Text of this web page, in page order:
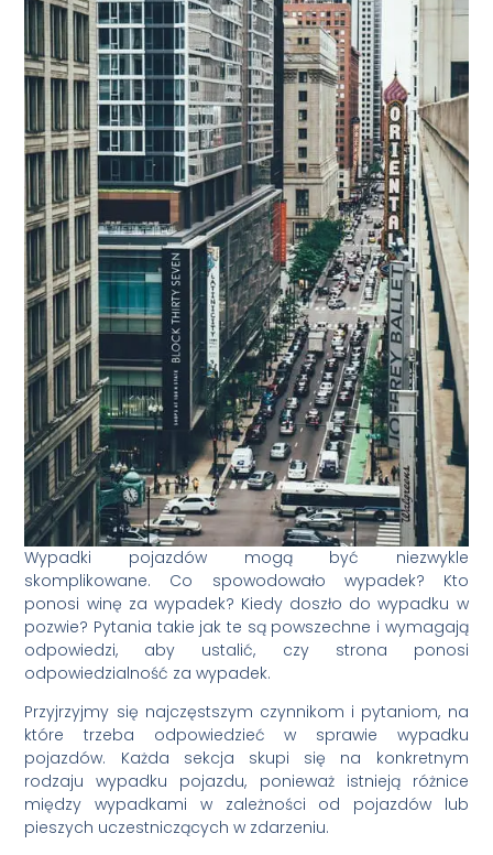
Wypadki pojazdów mogą być niezwykle
skomplikowane. Co spowodowało wypadek? Kto
ponosi winę za wypadek? Kiedy doszło do wypadku w
pozwie? Pytania takie jak te są powszechne i wymagają
odpowiedzi, aby ustalić, czy strona ponosi
odpowiedzialność za wypadek.
Przyjrzyjmy się najczęstszym czynnikom i pytaniom, na
które trzeba odpowiedzieć w sprawie wypadku
pojazdów. Każda sekcja skupi się na konkretnym
rodzaju wypadku pojazdu, ponieważ istnieją różnice
między wypadkami w zależności od pojazdów lub
pieszych uczestniczących w zdarzeniu.